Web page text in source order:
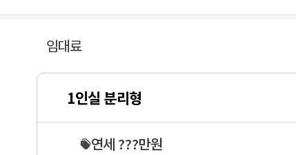
임대료
1인실 분리형
연세 ???만원